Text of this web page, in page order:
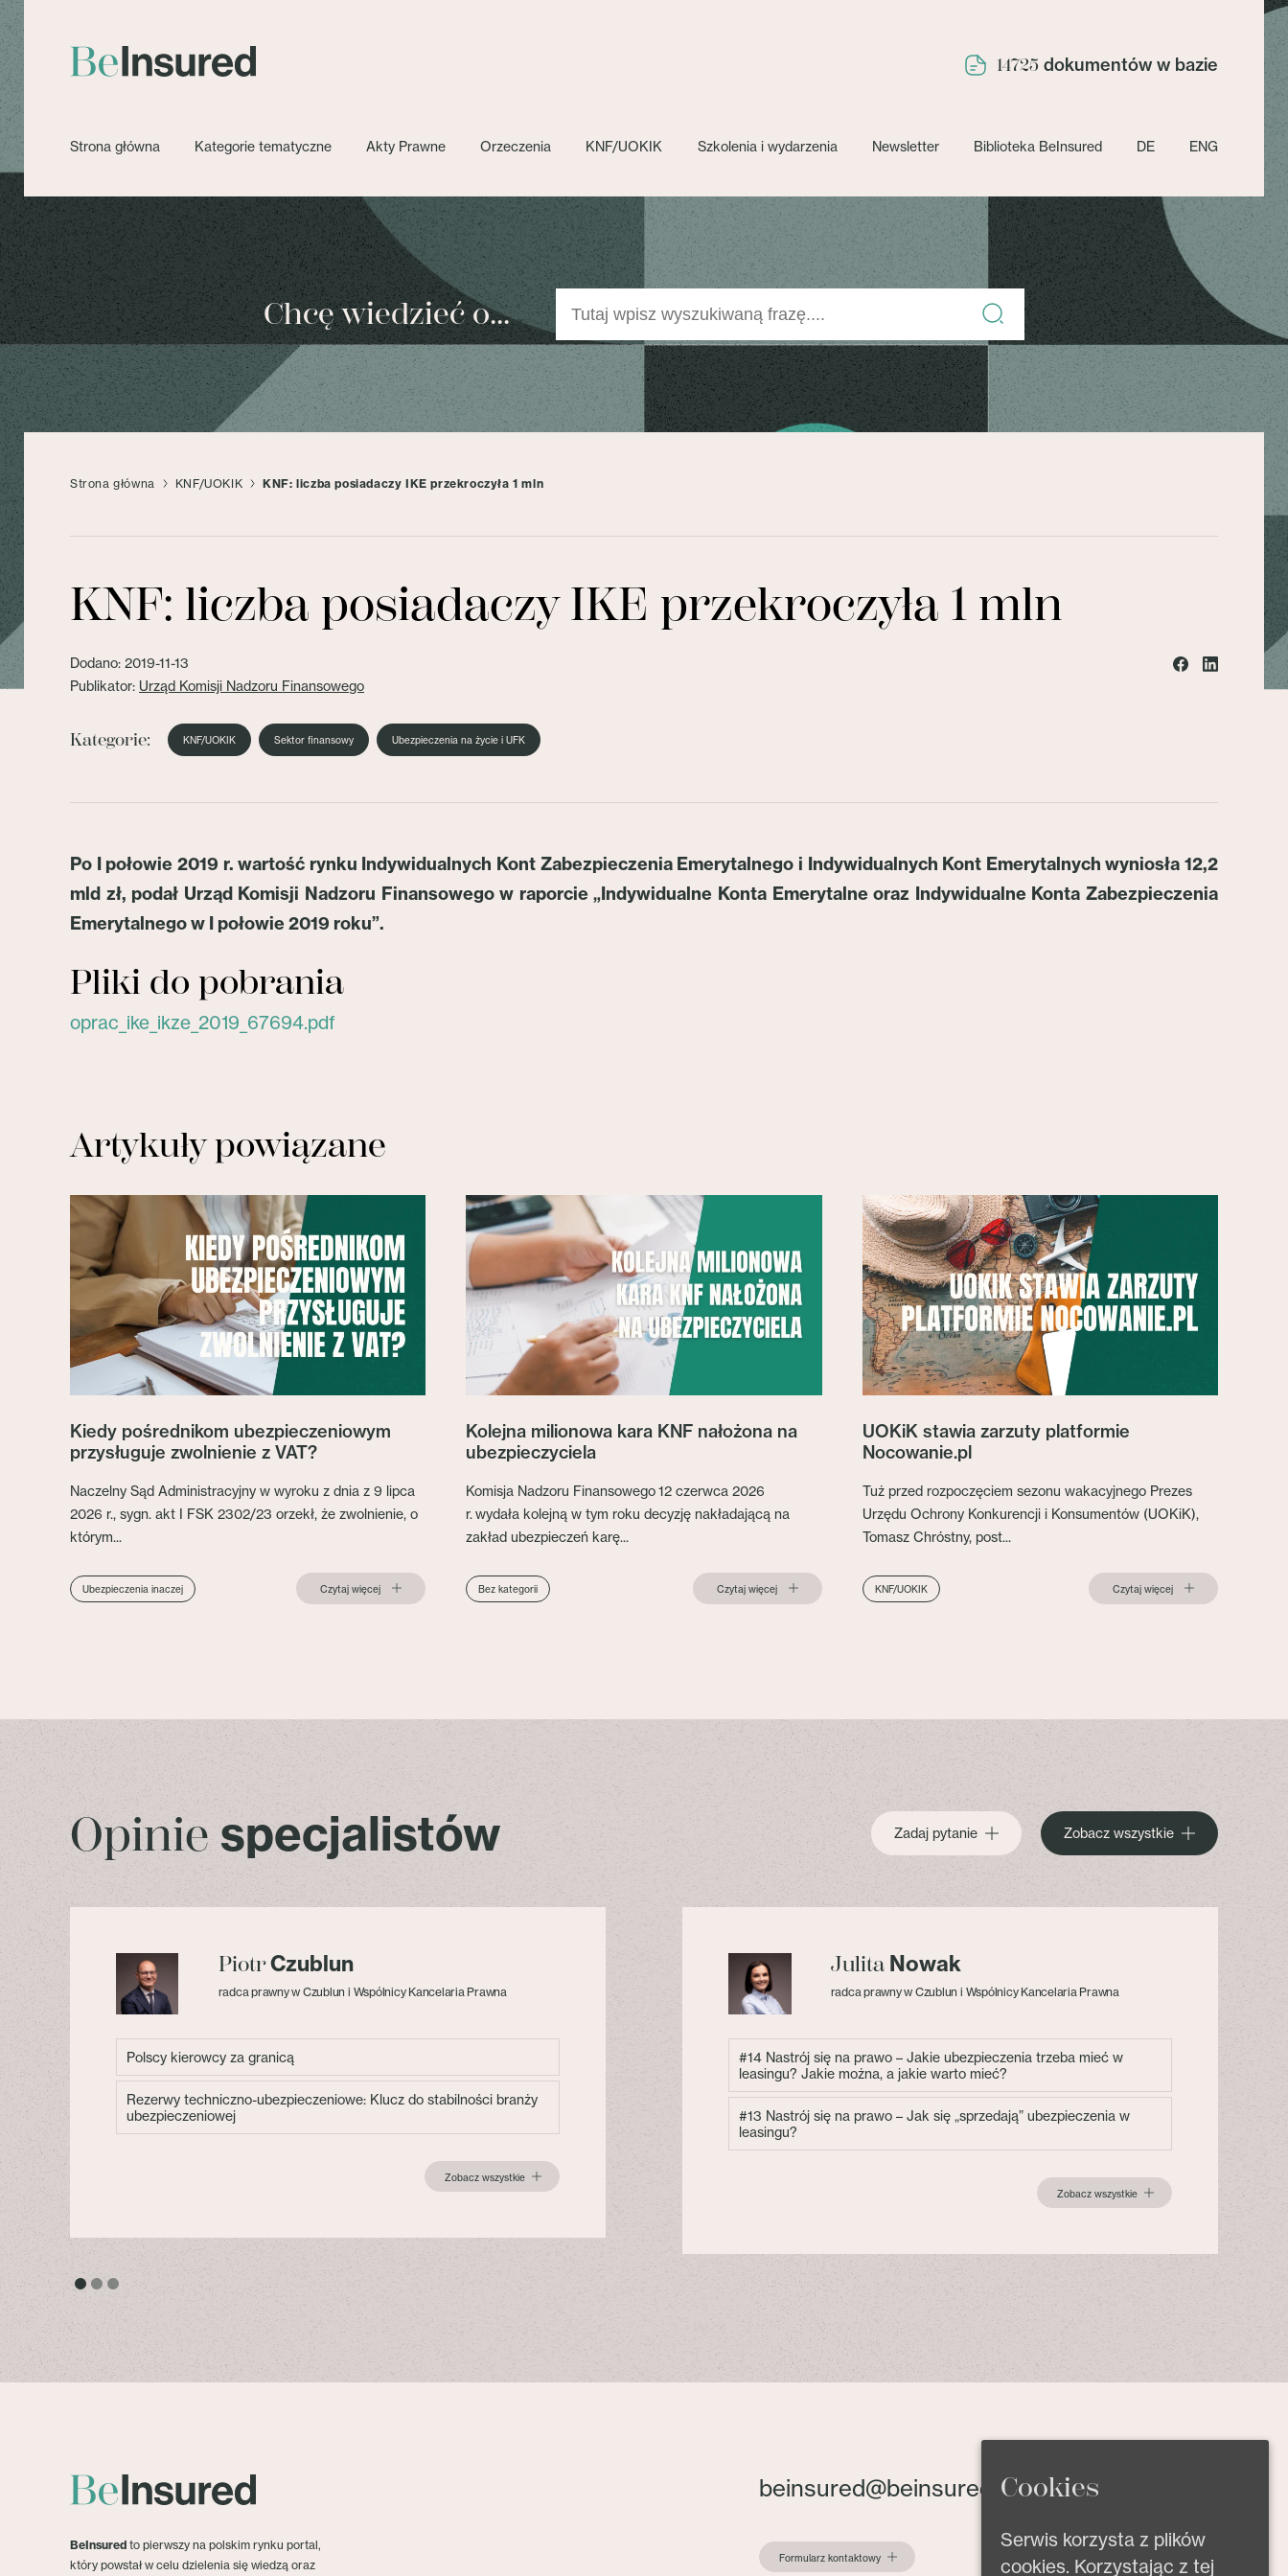
14725 dokumentów w bazie
Strona główna Kategorie tematyczne Akty Prawne Orzeczenia KNF/UOKIK Szkolenia i wydarzenia Newsletter Biblioteka BeInsured DE ENG
Chcę wiedzieć o...
Strona główna KNF/UOKIK KNF: liczba posiadaczy IKE przekroczyła 1 mln
KNF: liczba posiadaczy IKE przekroczyła 1 mln
Dodano: 2019-11-13
Publikator: Urząd Komisji Nadzoru Finansowego
Kategorie: KNF/UOKIK Sektor finansowy Ubezpieczenia na życie i UFK
Po I połowie 2019 r. wartość rynku Indywidualnych Kont Zabezpieczenia Emerytalnego i Indywidualnych Kont Emerytalnych wyniosła 12,2
mld zł, podał Urząd Komisji Nadzoru Finansowego w raporcie „Indywidualne Konta Emerytalne oraz Indywidualne Konta Zabezpieczenia
Emerytalnego w I połowie 2019 roku”.
Pliki do pobrania
oprac_ike_ikze_2019_67694.pdf
Artykuły powiązane
Kiedy pośrednikom ubezpieczeniowym
przysługuje zwolnienie z VAT?
Naczelny Sąd Administracyjny w wyroku z dnia z 9 lipca
2026 r., sygn. akt I FSK 2302/23 orzekł, że zwolnienie, o
którym...
Ubezpieczenia inaczej Czytaj więcej
Kolejna milionowa kara KNF nałożona na
ubezpieczyciela
Komisja Nadzoru Finansowego 12 czerwca 2026
r. wydała kolejną w tym roku decyzję nakładającą na
zakład ubezpieczeń karę...
Bez kategorii Czytaj więcej
UOKiK stawia zarzuty platformie
Nocowanie.pl
Tuż przed rozpoczęciem sezonu wakacyjnego Prezes
Urzędu Ochrony Konkurencji i Konsumentów (UOKiK),
Tomasz Chróstny, post...
KNF/UOKIK Czytaj więcej
Opinie specjalistów Zadaj pytanie Zobacz wszystkie
PiotrCzublun
radca prawny w Czublun i Wspólnicy Kancelaria Prawna
Polscy kierowcy za granicą
Rezerwy techniczno-ubezpieczeniowe: Klucz do stabilności branży
ubezpieczeniowej
Zobacz wszystkie
Julita Nowak
radca prawny w Czublun i Wspólnicy Kancelaria Prawna
#14 Nastrój się na prawo – Jakie ubezpieczenia trzeba mieć w
leasingu? Jakie można, a jakie warto mieć?
#13 Nastrój się na prawo – Jak się „sprzedają” ubezpieczenia w
leasingu?
Zobacz wszystkie
BeInsured to pierwszy na polskim rynku portal,
który powstał w celu dzielenia się wiedzą oraz
beinsured@beinsured.pl
Formularz kontaktowy
Cookies
Serwis korzysta z plików
cookies. Korzystając z tej